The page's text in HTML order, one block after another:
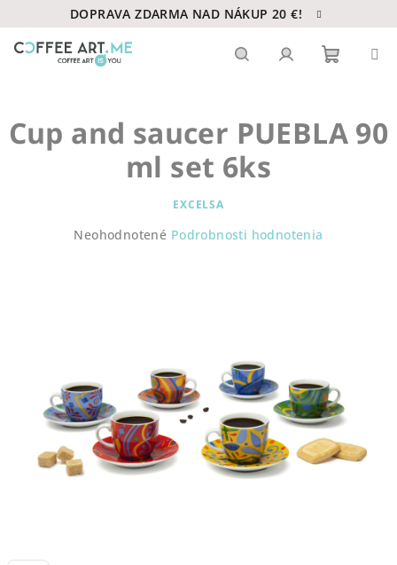
na
obsah
DOPRAVA ZDARMA NAD NÁKUP 20 €!
košík
Cup and saucer PUEBLA 90
ml set 6ks
EXCELSA
Priemerné
Neohodnotené Podrobnosti hodnotenia